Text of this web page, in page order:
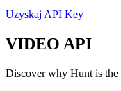
Uzyskaj API Key
VIDEO API
Discover why Hunt is the